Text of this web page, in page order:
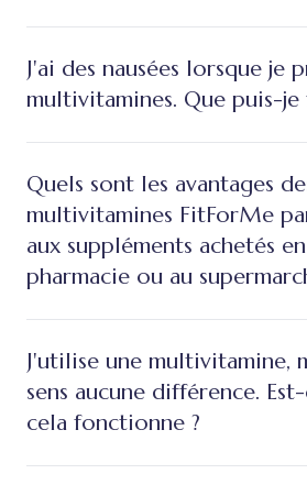
J'ai des nausées lorsque je
multivitamines. Que puis-je
Quels sont les avantages
multivitamines FitForMe
aux suppléments achetés en
pharmacie ou au
J'utilise une multivitamine,
sens aucune différence.
cela fonctionne ?